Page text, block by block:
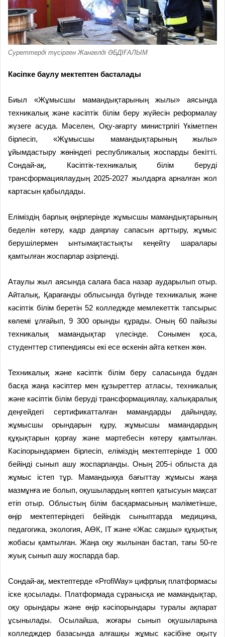
Суреттерді түсірген Жангелді ӘБДІҒАЛЫМ
Кәсіпке баулу мектептен басталады
Биыл «Жұмысшы мамандықтарының жылы» аясында
техникалық және кәсіптік білім беру жүйесін реформалау
жүзеге асуда. Мәселен, Оқу-ағарту министрлігі Үкіметпен
бірлесіп, «Жұмысшы мамандықтарының жылы»
ұйымдастыру жөніндегі республикалық жоспарды бекітті.
Сондай-ақ, Кәсіптік-техникалық білім беруді
трансформациялаудың 2025-2027 жылдарға арналған жол
картасын қабылдады.
Еліміздің барлық өңірлерінде жұмысшы мамандықтарының
беделін көтеру, кадр даярлау сапасын арттыру, жұмыс
берушілермен ынтымақтастықты кеңейту шаралары
қамтылған жоспарлар әзірленді.
Атаулы жыл аясында салаға баса назар аударылып отыр.
Айталық, Қарағанды облысында бүгінде техникалық және
кәсіптік білім беретін 52 колледжде мемлекеттік тапсырыс
көлемі ұлғайып, 9 300 орынды құрады. Оның 60 пайызы
техникалық мамандықтар үлесінде. Сонымен қоса,
студенттер стипендиясы екі есе өскенін айта кеткен жөн.
Техникалық және кәсіптік білім беру саласында бұдан
басқа жаңа кәсіптер мен құзыреттер атласы, техникалық
және кәсіптік білім беруді трансформациялау, халықаралық
деңгейдегі сертификатталған мамандарды дайындау,
жұмысшы орындарын құру, жұмысшы мамандардың
құқықтарын қорғау және мәртебесін көтеру қамтылған.
Кәсіпорындармен бірлесіп, еліміздің мектептерінде 1 000
бейінді сынып ашу жоспарланды. Оның 205-і облыста да
жұмыс істеп тұр. Мамандыққа бағыттау жұмысы жаңа
мазмұнға ие болып, оқушылардың көптеп қатысуын мақсат
етіп отыр. Облыстың білім басқармасының мәліметінше,
өңір мектептеріндегі бейіндік сыныптарда медицина,
педагогика, экология, АӨК, IT және «Жас сақшы» құқықтық
жобасы қамтылған. Жаңа оқу жылынан бастап, тағы 50-ге
жуық сынып ашу жоспарда бар.
Сондай-ақ, мектептерде «ProfiWay» цифрлық платформасы
іске қосылады. Платформада сұранысқа ие мамандықтар,
оқу орындары және өңір кәсіпорындары туралы ақпарат
ұсынылады. Осылайша, жоғары сынып оқушыларына
колледждер базасында алғашқы жұмыс кәсібіне оқыту